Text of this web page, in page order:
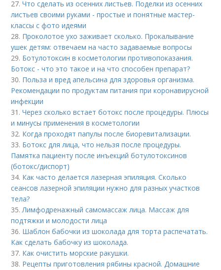
27.Что сделать из осенних листьев. Поделки из осенних
листьев своими руками - простые и понятные мастер-
классы с фото идеями
28. Проколотое ухо заживает сколько. Прокалывание
ушек детям: отвечаем на часто задаваемые вопросы
29. Ботулотоксин в косметологии противопоказания.
Ботокс - что это такое и на что способен препарат?
30. Польза и вред апельсина для здоровья организма.
Рекомендации по продуктам питания при коронавирусной
инфекции
31.Через сколько встает ботокс после процедуры. Плюсы
и минусы применения в косметологии
32. Когда проходят папулы после биоревитализации.
33. Ботокс для лица, что нельзя после процедуры.
Памятка пациенту после инъекций ботулотоксинов
(ботокс/диспорт)
34. Как часто делается лазерная эпиляция. Сколько
сеансов лазерной эпиляции нужно для разных участков
тела?
35.Лимфодренажный самомассаж лица. Массаж для
подтяжки и молодости лица
36. Шаблон бабочки из шоколада для торта распечатать.
Как сделать бабочку из шоколада.
37. Как очистить морские ракушки.
38. Рецепты приготовления рябины красной. Домашние